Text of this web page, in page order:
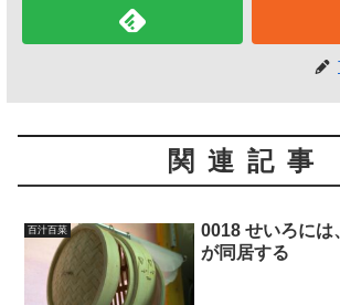
関連記事
百汁百菜
0018 せいろには
が同居する